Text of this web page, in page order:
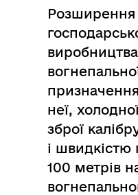
неї,
зброї
і швидкістю
100 метрів